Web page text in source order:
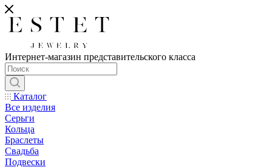
Интернет-магазин представительского класса
Каталог
Все изделия
Серьги
Кольца
Браслеты
Свадьба
Подвески